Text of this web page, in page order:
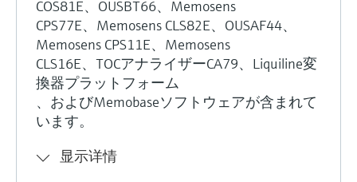
COS81E、OUSBT66、Memosens
CPS77E、Memosens CLS82E、OUSAF44、
Memosens CPS11E、Memosens
CLS16E、TOCアナライザーCA79、Liquiline変
換器プラットフォーム
、およびMemobaseソフトウェアが含まれて
います。
显示详情